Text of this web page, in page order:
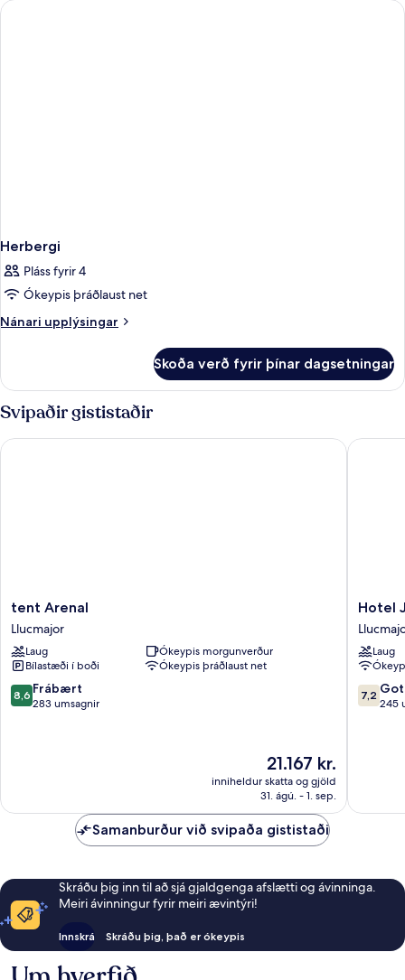
Herbergi
Pláss fyrir 4
Ókeypis þráðlaust net
Nánari upplýsingar
Nánari
Skoða verð fyrir þínar dagsetningar
Svipaðir gististaðir
tent
Arenal
Llucmajor
tent Arenal
Llucmajor
Laug
Ókeypis morgunverður
Bílastæði í boði
Ókeypis þráðlaust net
8.6
af
8,6 Frábært
283 umsagnir
Verðið
er
21.167 kr.
21.167 kr.
inniheldur skatta og gjöld
31. ágú. - 1. sep.
tent Arenal
Hotel
JS
Paradise
Sport
-
Adults
Only
Hotel
Laug
7.2
af
7,2
245
Hotel
Samanburður við svipaða gististaði
Skráðu þig inn til að sjá gjaldgenga afslætti og ávinninga.
Meiri ávinningur fyrir meiri ævintýri!
Innskrá Skráðu þig, það er ókeypis